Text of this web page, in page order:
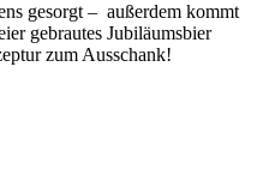
gesorgt – außerdem kommt
gebrautes Jubiläumsbier
zum Ausschank!